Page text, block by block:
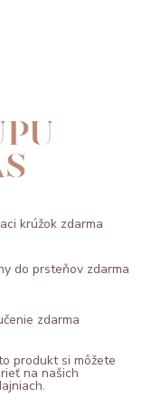
krúžok zdarma
do prsteňov zdarma
zdarma
produkt si môžete
na našich